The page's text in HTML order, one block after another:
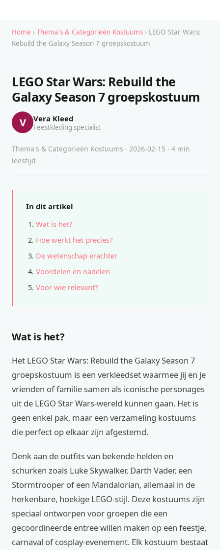
Home › Thema's & Categorieën Kostuums › LEGO Star Wars:
Rebuild the Galaxy Season 7 groepskostuum
LEGO Star Wars: Rebuild the
Galaxy Season 7 groepskostuum
V Vera Kleed
Feestkleding specialist
Thema's & Categorieën Kostuums · 2026-02-15 · 4 min
leestijd
In dit artikel
Wat is het?
Hoe werkt het precies?
De wetenschap erachter
Voordelen en nadelen
Voor wie relevant?
Wat is het?
Het LEGO Star Wars: Rebuild the Galaxy Season 7
groepskostuum is een verkleedset waarmee jij en je
vrienden of familie samen als iconische personages
uit de LEGO Star Wars-wereld kunnen gaan. Het is
geen enkel pak, maar een verzameling kostuums
die perfect op elkaar zijn afgestemd.
Denk aan de outfits van bekende helden en
schurken zoals Luke Skywalker, Darth Vader, een
Stormtrooper of een Mandalorian, allemaal in de
herkenbare, hoekige LEGO-stijl. Deze kostuums zijn
speciaal ontworpen voor groepen die een
gecoördineerde entree willen maken op een feestje,
carnaval of cosplay-evenement. Elk kostuum bestaat